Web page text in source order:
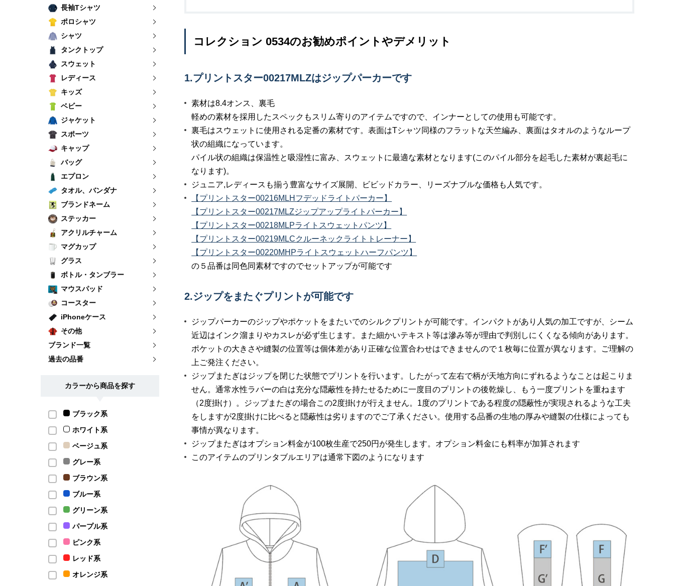
長袖Tシャツ
ポロシャツ
シャツ
タンクトップ
スウェット
レディース
キッズ
ベビー
ジャケット
スポーツ
キャップ
バッグ
エプロン
タオル、バンダナ
ブランドネーム
ステッカー
アクリルチャーム
マグカップ
グラス
ボトル・タンブラー
マウスパッド
コースター
iPhoneケース
その他
ブランド一覧
過去の品番
カラーから商品を探す
ブラック系
ホワイト系
ベージュ系
グレー系
ブラウン系
ブルー系
グリーン系
パープル系
ピンク系
レッド系
オレンジ系
コレクション 0534のお勧めポイントやデメリット
1.プリントスター00217MLZはジップパーカーです
素材は8.4オンス、裏毛
軽めの素材を採用したスペックもスリム寄りのアイテムですので、インナーとしての使用も可能です。
裏毛はスウェットに使用される定番の素材です。表面はTシャツ同様のフラットな天竺編み、裏面はタオルのようなループ
状の組織になっています。
パイル状の組織は保温性と吸湿性に富み、スウェットに最適な素材となります(このパイル部分を起毛した素材が裏起毛に
なります)。
ジュニア,レディースも揃う豊富なサイズ展開、ビビッドカラー、リーズナブルな価格も人気です。
【プリントスター00216MLHフデッドライトパーカー】
【プリントスター00217MLZジップアップライトパーカー】
【プリントスター00218MLPライトスウェットパンツ】
【プリントスター00219MLCクルーネックライトトレーナー】
【プリントスター00220MHPライトスウェットハーフパンツ】
の５品番は同色同素材ですのでセットアップが可能です
2.ジップをまたぐプリントが可能です
ジップパーカーのジップやポケットをまたいでのシルクプリントが可能です。インパクトがあり人気の加工ですが、シーム
近辺はインク溜まりやカスレが必ず生じます。また細かいテキスト等は滲み等が理由で判別しにくくなる傾向があります。
ポケットの大きさや縫製の位置等は個体差があり正確な位置合わせはできませんので１枚毎に位置が異なります。ご理解の
上ご発注ください。
ジップまたぎはジップを閉じた状態でプリントを行います。したがって左右で柄が天地方向にずれるようなことは起こりま
せん。通常水性ラバーの白は充分な隠蔽性を持たせるために一度目のプリントの後乾燥し、もう一度プリントを重ねます
（2度掛け）。ジップまたぎの場合この2度掛けが行えません。1度のプリントである程度の隠蔽性が実現されるような工夫
をしますが2度掛けに比べると隠蔽性は劣りますのでご了承ください。使用する品番の生地の厚みや縫製の仕様によっても
事情が異なります。
ジップまたぎはオプション料金が100枚生産で250円が発生します。オプション料金にも料率が加算されます
このアイテムのプリンタブルエリアは通常下図のようになります